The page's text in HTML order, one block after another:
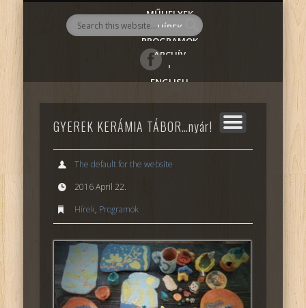
AlmadiART
MŰHELYEK
HÍREK
PROGRAMOK
ARCHÍV
|
ENGLISH
GYEREK KERÁMIA TÁBOR…nyár!
The default for the website
2016 April 22.
Hírek, Programok